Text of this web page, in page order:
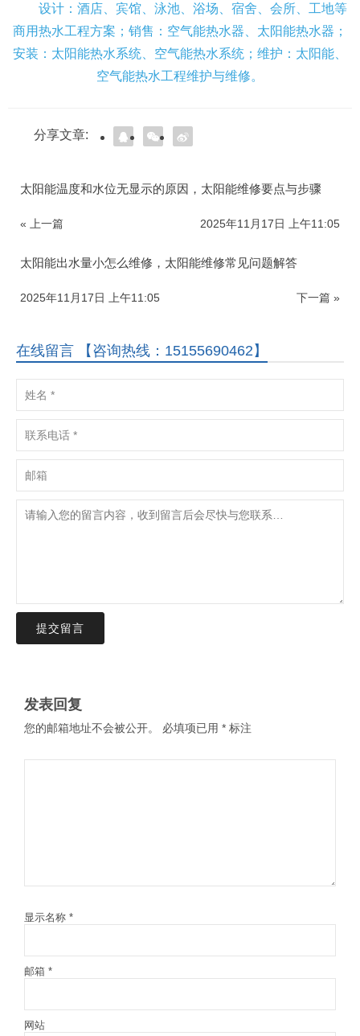
设计：酒店、宾馆、泳池、浴场、宿舍、会所、工地等
商用热水工程方案；销售：空气能热水器、太阳能热水器；
安装：太阳能热水系统、空气能热水系统；维护：太阳能、
空气能热水工程维护与维修。
分享文章:
太阳能温度和水位无显示的原因，太阳能维修要点与步骤
« 上一篇 2025年11月17日 上午11:05
太阳能出水量小怎么维修，太阳能维修常见问题解答
下一篇 »
2025年11月17日 上午11:05
在线留言 【咨询热线：15155690462】
提交留言
发表回复
您的邮箱地址不会被公开。 必填项已用 * 标注
显示名称 *
邮箱 *
网站